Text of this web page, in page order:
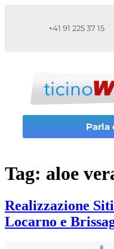
+41 91 225 37 15
Parla
Tag: aloe
Realizzazione
Locarno e